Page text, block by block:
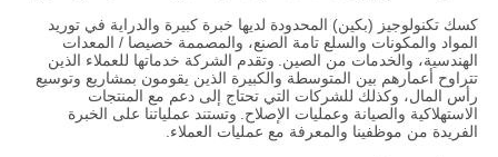
كسك تكنولوجيز (بكين) المحدودة لديها خبرة كبيرة والدراية في توريد
المواد والمكونات والسلع تامة الصنع، والمصممة خصيصا / المعدات
الهندسية، والخدمات من الصين. وتقدم الشركة خدماتها للعملاء الذين
تتراوح أعمارهم بين المتوسطة والكبيرة الذين يقومون بمشاريع وتوسيع
رأس المال، وكذلك للشركات التي تحتاج إلى دعم مع المنتجات
الاستهلاكية والصيانة وعمليات الإصلاح. وتستند عملياتنا على الخبرة
الفريدة من موظفينا والمعرفة مع عمليات العملاء.